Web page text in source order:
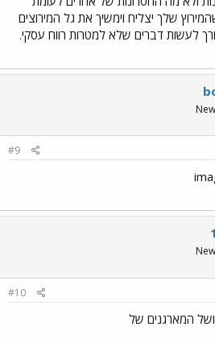
שלך יצליח וימשיך את גל המירוצים
לעשות דברים שלא למטרות רווח עסקי.
#9
#10
המארגנים של